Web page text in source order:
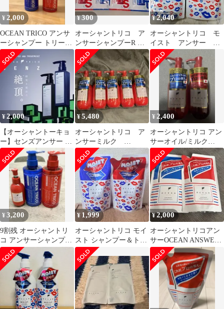
¥ 2,000
OCEAN TRICO アンサ
ーシャンプー トリート
メント セット
¥300
オーシャントリコ ア
ンサーシャンプーR ア
ンサートリートメント
R サンプル×2
¥2,040
オーシャントリコ モ
イスト アンサー シ
ャンプー トリートメ
ント 詰め替え
¥2,000
【オーシャントーキョ
ー】センズアンサー シ
ャンプー＆トリートメ
ント頭皮ケアセット
¥5,480
オーシャントリコ ア
ンサーミルク
120ml×5個セット
¥2,400
オーシャントリコ アン
サーオイル/ミルク
120ml 2本セット
¥3,200
9割残 オーシャントリ
コ アンサーシャンプー
トリートメント ヘアミ
ルク セット
¥ 1,999
オーシャントリコ モイ
スト シャンプー＆トリ
ートメント詰め替え
¥2,000
オーシャントリコアン
サーOCEAN ANSWER
シャンプー&トリート
メントセット